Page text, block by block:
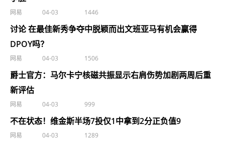
网易 04-03 1446
讨论 在最佳新秀争夺中脱颖而出文班亚马有机会赢得
DPOY吗？
网易 04-03 1506
爵士官方：马尔卡宁核磁共振显示右肩伤势加剧两周后重
新评估
网易 04-03 999
不在状态！维金斯半场7投仅1中拿到2分正负值9
网易 04-03 1289